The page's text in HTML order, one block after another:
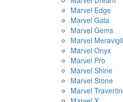
Marvel Edge
Marvel Gala
Marvel Gems
Marvel
Marvel Onyx
Marvel Pro
Marvel Shine
Marvel Stone
Marvel